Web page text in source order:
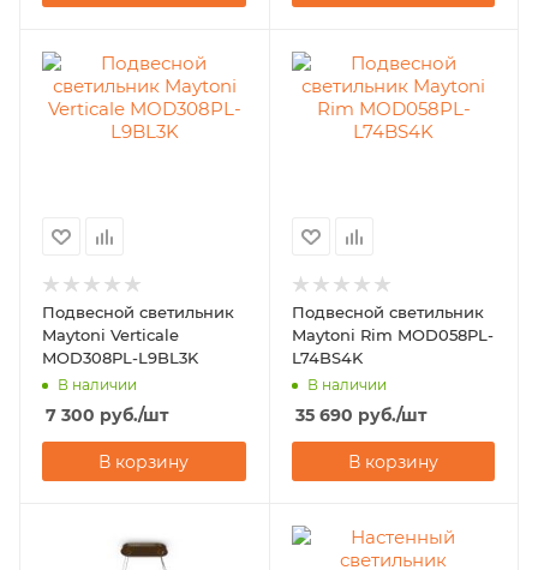
Подвесной светильник
Maytoni Verticale
MOD308PL-L9BL3K
В наличии
7 300 руб./шт
В корзину
Подвесной светильник
Maytoni Rim MOD058PL-
L74BS4K
В наличии
35 690 руб./шт
В корзину